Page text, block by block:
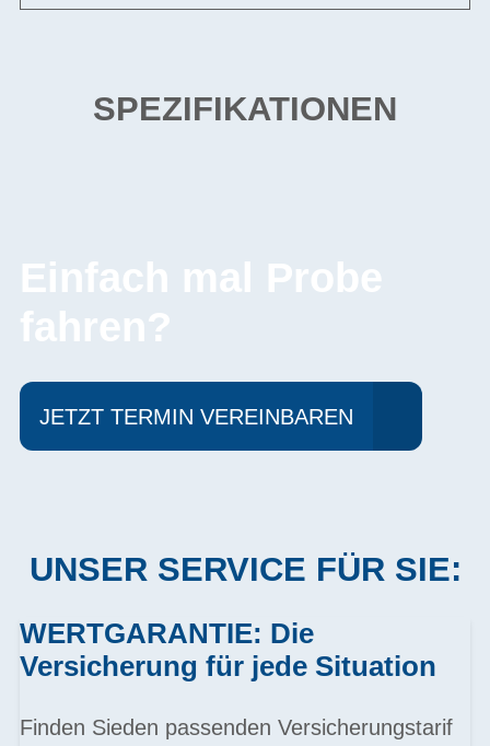
SPEZIFIKATIONEN
Einfach mal Probe
fahren?
JETZT TERMIN VEREINBAREN
UNSER SERVICE FÜR SIE:
WERTGARANTIE: Die
Versicherung für jede Situation
Finden Sieden passenden Versicherungstarif